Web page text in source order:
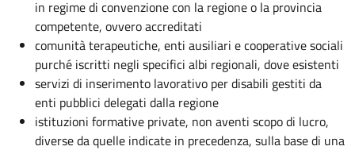
in regime di convenzione con la regione o la provincia
competente, ovvero accreditati
comunità terapeutiche, enti ausiliari e cooperative sociali
purché iscritti negli specifici albi regionali, dove esistenti
servizi di inserimento lavorativo per disabili gestiti da
enti pubblici delegati dalla regione
istituzioni formative private, non aventi scopo di lucro,
diverse da quelle indicate in precedenza, sulla base di una